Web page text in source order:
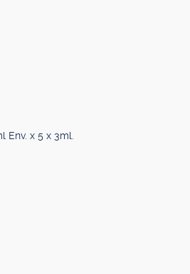
Env. x 5 x 3ml.